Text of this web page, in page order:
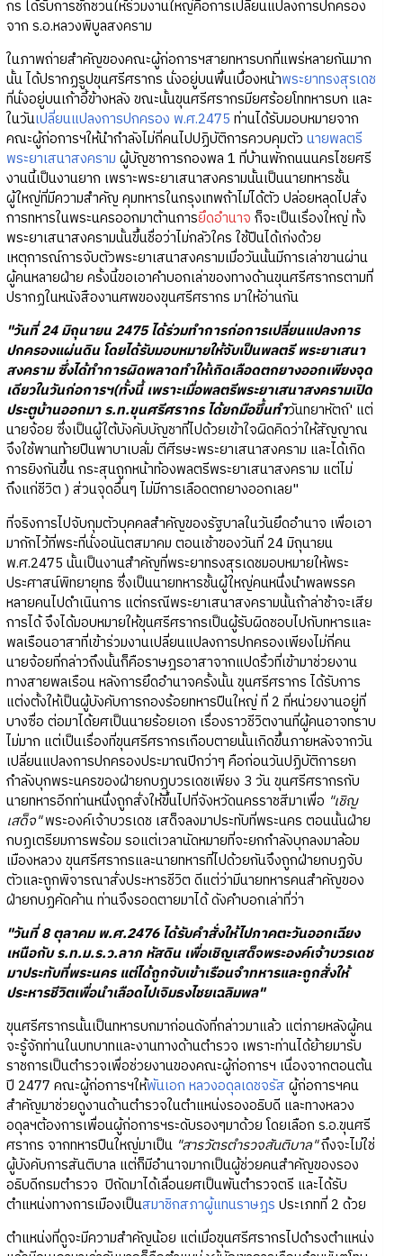
กร ได้รับการชักชวนให้ร่วมงานใหญ่คือการเปลี่ยนแปลงการปกครอง
จาก ร.อ.หลวงพิบูลสงคราม
ในภาพถ่ายสำคัญของคณะผู้ก่อการฯสายทหารบกที่แพร่หลายกันมาก
นั้น ได้ปรากฏรูปขุนศรีศรากร นั่งอยู่บนพื้นเบื้องหน้าพระยาทรงสุรเดช
ที่นั่งอยู่บนเก้าอี้ข้างหลัง ขณะนั้นขุนศรีศรากรมียศร้อยโททหารบก และ
ในวันเปลี่ยนแปลงการปกครอง พ.ศ.2475 ท่านได้รับมอบหมายจาก
คณะผู้ก่อการฯให้นำกำลังไม่กี่คนไปปฏิบัติการควบคุมตัว นายพลตรี
พระยาเสนาสงคราม ผู้บัญชาการกองพล 1 ที่บ้านพักถนนนครไชยศรี
งานนี้เป็นงานยาก เพราะพระยาเสนาสงครามนั้นเป็นนายทหารชั้น
ผู้ใหญ่ที่มีความสำคัญ คุมทหารในกรุงเทพถ้าไม่ได้ตัว ปล่อยหลุดไปสั่ง
การทหารในพระนครออกมาต้านการยึดอำนาจ ก็จะเป็นเรื่องใหญ่ ทั้ง
พระยาเสนาสงครามนั้นขึ้นชื่อว่าไม่กลัวใคร ใช้ปืนได้เก่งด้วย
เหตุการณ์การจับตัวพระยาเสนาสงครามเมื่อวันนั้นมีการเล่าขานผ่าน
ผู้คนหลายฝ่าย ครั้งนี้ขอเอาคำบอกเล่าของทางด้านขุนศรีศรากรตามที่
ปรากฏในหนังสืองานศพของขุนศรีศรากร มาให้อ่านกัน
"วันที่ 24 มิถุนายน 2475 ได้ร่วมทำการก่อการเปลี่ยนแปลงการ
ปกครองแผ่นดิน โดยได้รับมอบหมายให้จับเป็นพลตรี พระยาเสนา
สงคราม ซึ่งได้ทำการผิดพลาดทำให้เกิดเลือดตกยางออกเพียงจุด
เดียวในวันก่อการฯ(ทั้งนี้ เพราะเมื่อพลตรีพระยาเสนาสงครามเปิด
ประตูบ้านออกมา ร.ท.ขุนศรีศรากร ได้ยกมือขึ้นทำวันทยาหัตถ์' แต่
นายจ้อย ซึ่งเป็นผู้ใต้บังคับบัญชาที่ไปด้วยเข้าใจผิดคิดว่าให้สัญญาณ
จึงใช้พานท้ายปืนพาบาเบลั่ม ตีศีรษะพระยาเสนาสงคราม และได้เกิด
การยิงกันขึ้น กระสุนถูกหน้าท้องพลตรีพระยาเสนาสงคราม แต่ไม่
ถึงแก่ชีวิต ) ส่วนจุดอื่นๆ ไม่มีการเลือดตกยางออกเลย"
ที่จริงการไปจับกุมตัวบุคคลสำคัญของรัฐบาลในวันยึดอำนาจ เพื่อเอา
มากักไว้ที่พระที่นั่งอนันตสมาคม ตอนเช้าของวันที่ 24 มิถุนายน
พ.ศ.2475 นั้นเป็นงานสำคัญที่พระยาทรงสุรเดชมอบหมายให้พระ
ประศาสน์พิทยายุทธ ซึ่งเป็นนายทหารชั้นผู้ใหญ่คนหนึ่งนำพลพรรค
หลายคนไปดำเนินการ แต่กรณีพระยาเสนาสงครามนั้นถ้าล่าช้าจะเสีย
การได้ จึงได้มอบหมายให้ขุนศรีศรากรเป็นผู้รับผิดชอบไปกับทหารและ
พลเรือนอาสาที่เข้าร่วมงานเปลี่ยนแปลงการปกครองเพียงไม่กี่คน
นายจ้อยที่กล่าวถึงนั้นก็คือราษฎรอาสาจากแปดริ้วที่เข้ามาช่วยงาน
ทางสายพลเรือน หลังการยึดอำนาจครั้งนั้น ขุนศรีศรากร ได้รับการ
แต่งตั้งให้เป็นผู้บังคับการกองร้อยทหารปืนใหญ่ ที่ 2 ที่หน่วยงานอยู่ที่
บางซื่อ ต่อมาได้ยศเป็นนายร้อยเอก เรื่องราวชีวิตงานที่ผู้คนอาจทราบ
ไม่มาก แต่เป็นเรื่องที่ขุนศรีศรากรเกือบตายนั้นเกิดขึ้นภายหลังจากวัน
เปลี่ยนแปลงการปกครองประมาณปีกว่าๆ คือก่อนวันปฏิบัติการยก
กำลังบุกพระนครของฝ่ายกบฏบวรเดชเพียง 3 วัน ขุนศรีศรากรกับ
นายทหารอีกท่านหนึ่งถูกสั่งให้ขึ้นไปที่จังหวัดนครราชสีมาเพื่อ "เชิญ
เสด็จ"พระองค์เจ้าบวรเดช เสด็จลงมาประทับที่พระนคร ตอนนั้นฝ่าย
กบฏเตรียมการพร้อม รอแต่เวลานัดหมายที่จะยกกำลังบุกลงมาล้อม
เมืองหลวง ขุนศรีศรากรและนายทหารที่ไปด้วยกันจึงถูกฝ่ายกบฏจับ
ตัวและถูกพิจารณาสั่งประหารชีวิต ดีแต่ว่ามีนายทหารคนสำคัญของ
ฝ่ายกบฏคัดค้าน ท่านจึงรอดตายมาได้ ดังคำบอกเล่าที่ว่า
"วันที่ 8 ตุลาคม พ.ศ.2476 ได้รับคำสั่งให้ไปภาคตะวันออกเฉียง
เหนือกับ ร.ท.ม.ร.ว.ลาภ หัสดิน เพื่อเชิญเสด็จพระองค์เจ้าบวรเดช
มาประทับที่พระนคร แต่ได้ถูกจับเข้าเรือนจำทหารและถูกสั่งให้
ประหารชีวิตเพื่อนำเลือดไปเจิมธงไชยเฉลิมพล"
ขุนศรีศรากรนั้นเป็นทหารบกมาก่อนดังที่กล่าวมาแล้ว แต่ภายหลังผู้คน
จะรู้จักท่านในบทบาทและงานทางด้านตำรวจ เพราะท่านได้ย้ายมารับ
ราชการเป็นตำรวจเพื่อช่วยงานของคณะผู้ก่อการฯ เนื่องจากตอนต้น
ปี 2477 คณะผู้ก่อการฯให้พันเอก หลวงอดุลเดชจรัสผู้ก่อการฯคน
สำคัญมาช่วยดูงานด้านตำรวจในตำแหน่งรองอธิบดี และทางหลวง
อดุลฯต้องการเพื่อนผู้ก่อการฯระดับรองๆมาด้วย โดยเลือก ร.อ.ขุนศรี
ศรากร จากทหารปืนใหญ่มาเป็น "สารวัตรตำรวจสันติบาล"ถึงจะไม่ใช่
ผู้บังคับการสันติบาล แต่ก็มีอำนาจมากเป็นผู้ช่วยคนสำคัญของรอง
อธิบดีกรมตำรวจ ปีถัดมาได้เลื่อนยศเป็นพันตำรวจตรี และได้รับ
ตำแหน่งทางการเมืองเป็นสมาชิกสภาผู้แทนราษฎร ประเภทที่ 2 ด้วย
ตำแหน่งที่ดูจะมีความสำคัญน้อย แต่เมื่อขุนศรีศรากรไปดำรงตำแหน่ง